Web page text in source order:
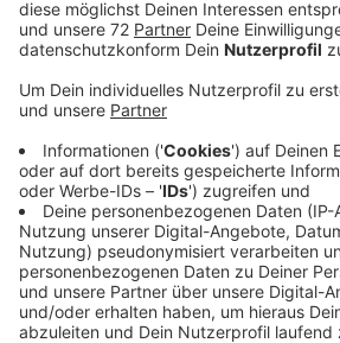
macht den Fall vom Wochenende
öffentlich.
Veröffentlicht:Mittwoch, 15.11.2023
Anzeige
Die Gemeinde hofft auf Hinweise
Verursacher, damit sie ihm alles in
kann. Der Unbekannte hatte den
komplett auf die Straße gekippt.